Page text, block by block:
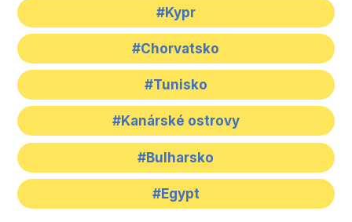
#Kypr
#Chorvatsko
#Tunisko
#Kanárské ostrovy
#Bulharsko
#Egypt